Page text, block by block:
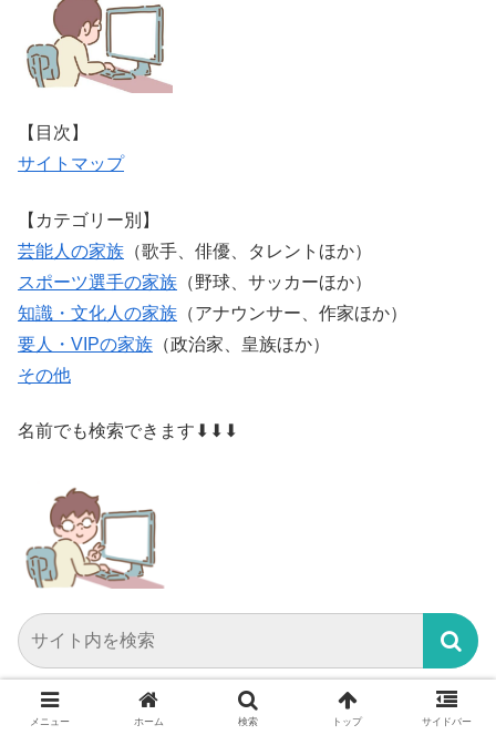
【目次】
サイトマップ
【カテゴリー別】
芸能人の家族 （歌手、俳優、タレントほか）
スポーツ選手の家族 （野球、サッカーほか）
知識・文化人の家族 （アナウンサー、作家ほか）
要人・VIPの家族 （政治家、皇族ほか）
その他
名前でも検索できます⬇⬇⬇
シェアする
メニュー ホーム 検索 トップ サイドバー